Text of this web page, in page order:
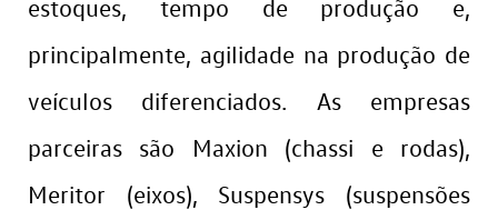
estoques, tempo de produção e,
principalmente, agilidade na produção de
veículos diferenciados. As empresas
parceiras são Maxion (chassi e rodas),
Meritor (eixos), Suspensys (suspensões